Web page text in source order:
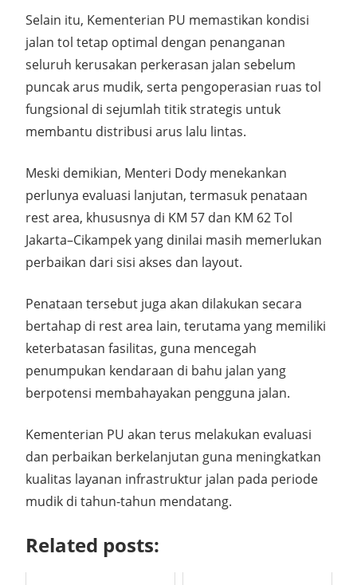
Selain itu, Kementerian PU memastikan kondisi
jalan tol tetap optimal dengan penanganan
seluruh kerusakan perkerasan jalan sebelum
puncak arus mudik, serta pengoperasian ruas tol
fungsional di sejumlah titik strategis untuk
membantu distribusi arus lalu lintas.
Meski demikian, Menteri Dody menekankan
perlunya evaluasi lanjutan, termasuk penataan
rest area, khususnya di KM 57 dan KM 62 Tol
Jakarta–Cikampek yang dinilai masih memerlukan
perbaikan dari sisi akses dan layout.
Penataan tersebut juga akan dilakukan secara
bertahap di rest area lain, terutama yang memiliki
keterbatasan fasilitas, guna mencegah
penumpukan kendaraan di bahu jalan yang
berpotensi membahayakan pengguna jalan.
Kementerian PU akan terus melakukan evaluasi
dan perbaikan berkelanjutan guna meningkatkan
kualitas layanan infrastruktur jalan pada periode
mudik di tahun-tahun mendatang.
Related posts: